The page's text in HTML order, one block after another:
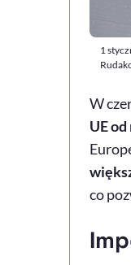
1
W
UE
co